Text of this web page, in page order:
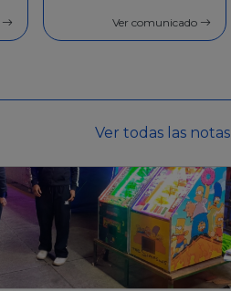
Ver comunicado
Ver todas las notas